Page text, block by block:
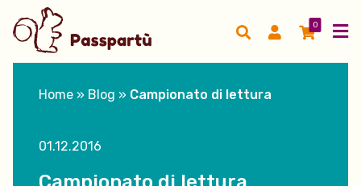
0
Home » Blog » Campionato di lettura
01.12.2016